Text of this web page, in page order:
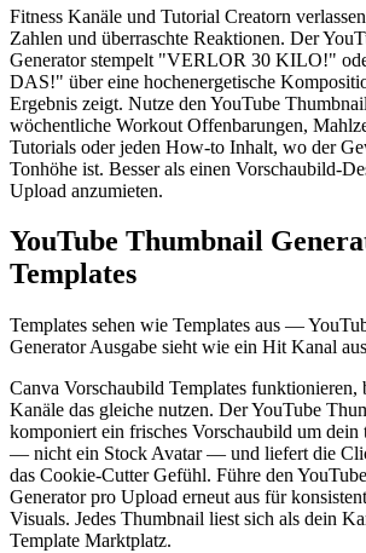
Fitness Kanäle und Tutorial Creatorn
Zahlen und überraschte Reaktionen. Der
Generator stempelt "VERLOR 30 KILO!"
DAS!" über eine hochenergetische
Ergebnis zeigt. Nutze den YouTube
wöchentliche Workout Offenbarungen,
Tutorials oder jeden How-to Inhalt, wo der
Tonhöhe ist. Besser als einen Vorschaubild-
Upload anzumieten.
YouTube Thumbnail
Templates
Templates sehen wie Templates aus —
Generator Ausgabe sieht wie ein Hit Kanal aus
Canva Vorschaubild Templates funktionieren,
Kanäle das gleiche nutzen. Der YouTube
komponiert ein frisches Vorschaubild um dein
— nicht ein Stock Avatar — und liefert die
das Cookie-Cutter Gefühl. Führe den
Generator pro Upload erneut aus für
Visuals. Jedes Thumbnail liest sich als dein
Template Marktplatz.